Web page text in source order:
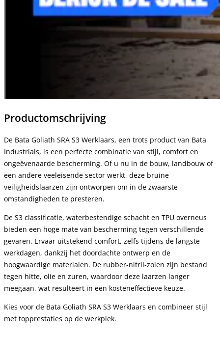
Productomschrijving
De Bata Goliath SRA S3 Werklaars, een trots product van Bata
Industrials, is een perfecte combinatie van stijl, comfort en
ongeëvenaarde bescherming. Of u nu in de bouw, landbouw of
een andere veeleisende sector werkt, deze bruine
veiligheidslaarzen zijn ontworpen om in de zwaarste
omstandigheden te presteren.
De S3 classificatie, waterbestendige schacht en TPU overneus
bieden een hoge mate van bescherming tegen verschillende
gevaren. Ervaar uitstekend comfort, zelfs tijdens de langste
werkdagen, dankzij het doordachte ontwerp en de
hoogwaardige materialen. De rubber-nitril-zolen zijn bestand
tegen hitte, olie en zuren, waardoor deze laarzen langer
meegaan, wat resulteert in een kosteneffectieve keuze.
Kies voor de Bata Goliath SRA S3 Werklaars en combineer stijl
met topprestaties op de werkplek.